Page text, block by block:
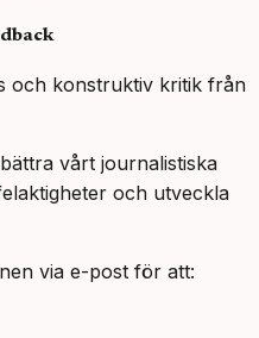
och konstruktiv kritik från
vårt journalistiska
och utveckla
via e-post för att: